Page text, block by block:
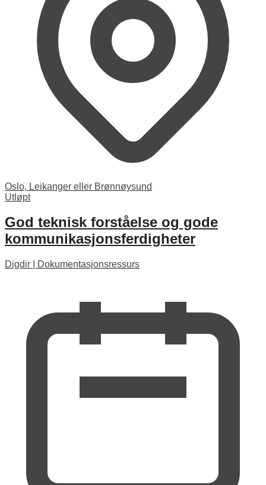
Oslo, Leikanger eller Brønnøysund
Utløpt
God teknisk forståelse og gode
kommunikasjonsferdigheter
Digdir Dokumentasjonsressurs